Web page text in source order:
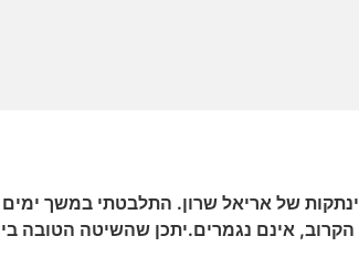
של אריאל שרון. התלבטתי במשך
אינם נגמרים.יתכן שהשיטה הטובה